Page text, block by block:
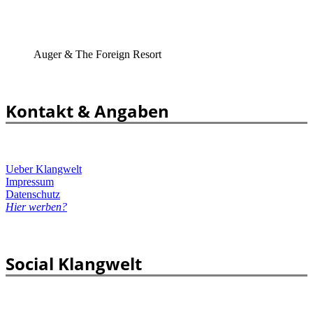
Auger & The Foreign Resort
Kontakt & Angaben
Ueber Klangwelt
Impressum
Datenschutz
Hier werben?
Social Klangwelt